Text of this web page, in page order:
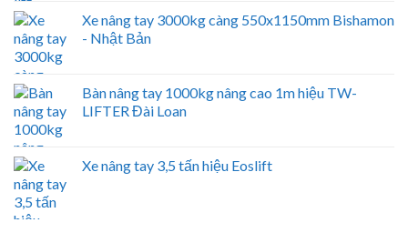
Xe nâng tay 3000kg càng 550x1150mm Bishamon
- Nhật Bản
Bàn nâng tay 1000kg nâng cao 1m hiệu TW-
LIFTER Đài Loan
Xe nâng tay 3,5 tấn hiệu Eoslift